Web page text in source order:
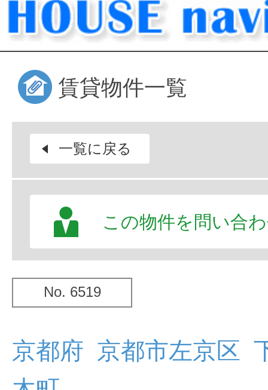
賃貸物件一覧
一覧に戻る
この物件を問い合
No. 6519
京都府 京都市左京区